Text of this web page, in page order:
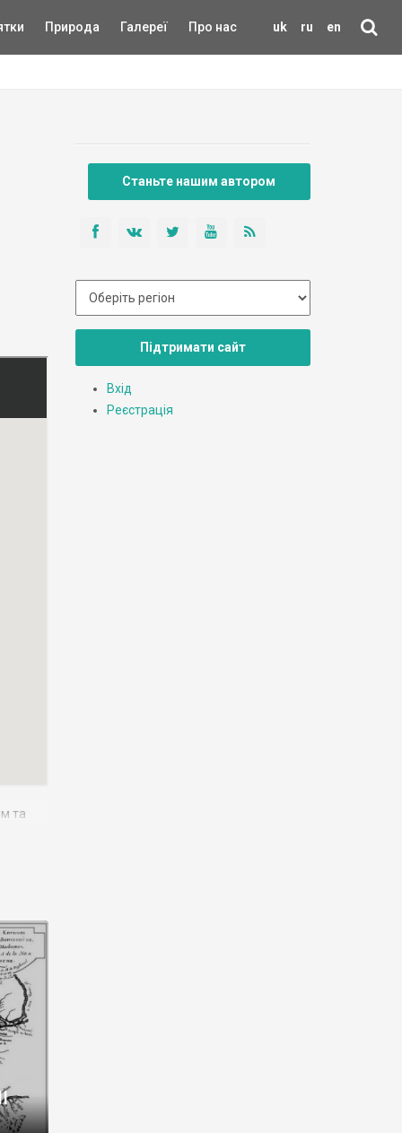
uk ru en
Природа Галереї Про нас
та
Станьте нашим автором
Підтримати сайт
Вхід
Реєстрація